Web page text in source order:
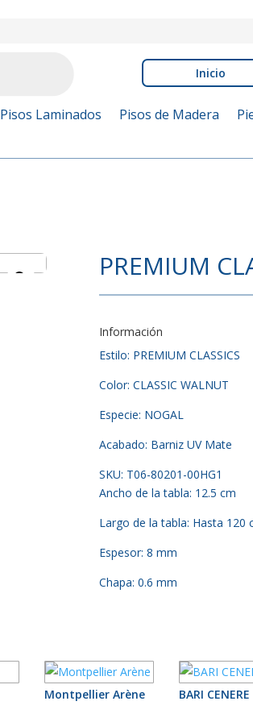
Inicio
Pisos Laminados Pisos de Madera
PREMIUM
Información
Estilo: PREMIUM CLASSICS
Color: CLASSIC WALNUT
Especie: NOGAL
Acabado: Barniz UV Mate
SKU: T06-80201-00HG1
Ancho de la tabla: 12.5 cm
Largo de la tabla: Hasta 120
Espesor: 8 mm
Chapa: 0.6 mm
Montpellier Arène BARI CENERE